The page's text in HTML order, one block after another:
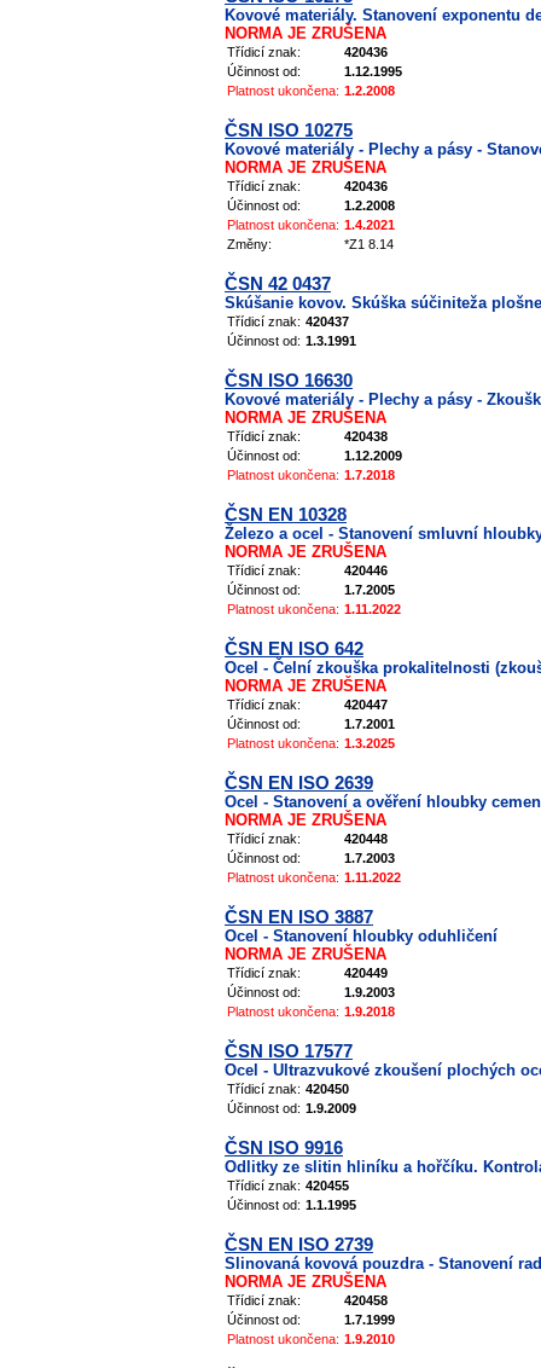
Kovové materiály. Stanovení exponentu
NORMA JE ZRUŠENA
Třídicí znak:
420436
Účinnost od:
1.12.1995
Platnost ukončena: 1.2.2008
ČSN ISO 10275
Kovové materiály - Plechy a pásy -
NORMA JE ZRUŠENA
Třídicí znak:
420436
Účinnost od:
1.2.2008
Platnost ukončena: 1.4.2021
Změny:
*Z1 8.14
ČSN 42 0437
Skúšanie kovov. Skúška súčiniteža
Třídicí znak: 420437
Účinnost od: 1.3.1991
ČSN ISO 16630
Kovové materiály - Plechy a pásy -
NORMA JE ZRUŠENA
Třídicí znak:
420438
Účinnost od:
1.12.2009
Platnost ukončena: 1.7.2018
ČSN EN 10328
Železo a ocel - Stanovení smluvní
NORMA JE ZRUŠENA
Třídicí znak:
420446
Účinnost od:
1.7.2005
Platnost ukončena: 1.11.2022
ČSN EN ISO 642
Ocel - Čelní zkouška prokalitelnosti
NORMA JE ZRUŠENA
Třídicí znak:
420447
Účinnost od:
1.7.2001
Platnost ukončena: 1.3.2025
ČSN EN ISO 2639
Ocel - Stanovení a ověření hloubky
NORMA JE ZRUŠENA
Třídicí znak:
420448
Účinnost od:
1.7.2003
Platnost ukončena: 1.11.2022
ČSN EN ISO 3887
Ocel - Stanovení hloubky oduhličení
NORMA JE ZRUŠENA
Třídicí znak:
420449
Účinnost od:
1.9.2003
Platnost ukončena: 1.9.2018
ČSN ISO 17577
Ocel - Ultrazvukové zkoušení plochých
Třídicí znak: 420450
Účinnost od: 1.9.2009
ČSN ISO 9916
Odlitky ze slitin hliníku a hořčíku.
Třídicí znak: 420455
Účinnost od: 1.1.1995
ČSN EN ISO 2739
Slinovaná kovová pouzdra - Stanovení
NORMA JE ZRUŠENA
Třídicí znak:
420458
Účinnost od:
1.7.1999
Platnost ukončena: 1.9.2010